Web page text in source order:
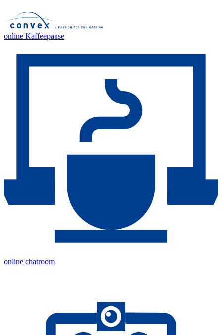
online Kaffeepause
online chatroom